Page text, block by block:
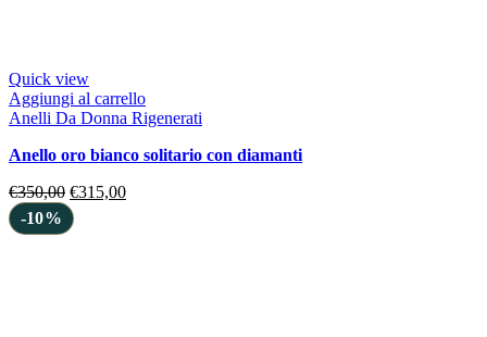
Quick view
Aggiungi al carrello
Anelli Da Donna Rigenerati
anello oro bianco solitario con diamanti
€350,00 €315,00
-10%